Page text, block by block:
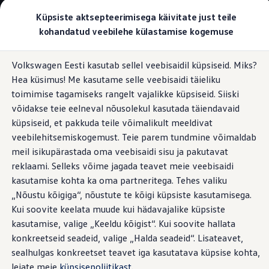
Küpsiste aktsepteerimisega käivitate just teile
kohandatud veebilehe külastamise kogemuse
Volkswagen Eesti kasutab sellel veebisaidil küpsiseid. Miks?
Hea küsimus! Me kasutame selle veebisaidi täieliku
toimimise tagamiseks rangelt vajalikke küpsiseid. Siiski
võidakse teie eelneval nõusolekul kasutada täiendavaid
küpsiseid, et pakkuda teile võimalikult meeldivat
veebilehitsemiskogemust. Teie parem tundmine võimaldab
meil isikupärastada oma veebisaidi sisu ja pakutavat
reklaami. Selleks võime jagada teavet meie veebisaidi
kasutamise kohta ka oma partneritega. Tehes valiku
„Nõustu kõigiga“, nõustute te kõigi küpsiste kasutamisega.
Kui soovite keelata muude kui hädavajalike küpsiste
kasutamise, valige „Keeldu kõigist“. Kui soovite hallata
konkreetseid seadeid, valige „Halda seadeid“. Lisateavet,
sealhulgas konkreetset teavet iga kasutatava küpsise kohta,
leiate meie küpsisepoliitikast.
põhisisu
juurde
jaluse
juurde
Valige oma Volkswagen
Mudelid ja konfiguraator
Uus ID. Cross
Konfigureeri
Volkswageni tarbesõidukid. Igaks ülesandeks valmis
Volkswagen laoautode e-pood
Pakkumised ja teenused
Juubelipakkumine
Autovahetus
Garantii
Volkswagen laoautode e-pood
Tasuta registreerimistasu sinu uuele Volkswagenile!
Tiguani pistikhübriid
Elektriautod ja hübriidautod
Golf eHybrid
Tiguan eHybrid
Passat eHybrid
Tayron eHybrid
Touareg eHybrid
Ära iial ütle iial
ID. teadmised
Haakekuulid ja astmelauad
Raske veos.Hõlpsa
ligipääsuga.
Koguka materjali transportimine. Ja sellele lisaks veel
haagise vedamine. Crafter Kasten ja Crafter Madelauto on
loodud raske töö tegemiseks. Nimelt on neid saadaval
erinevate ettevalmistustega kuni 3,5-tonnise veose järele
haakimiseks. Veelgi enam, lisavarustusena pakutavad